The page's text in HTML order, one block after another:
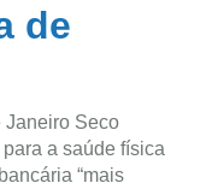
de
Janeiro Seco
a saúde física
“mais